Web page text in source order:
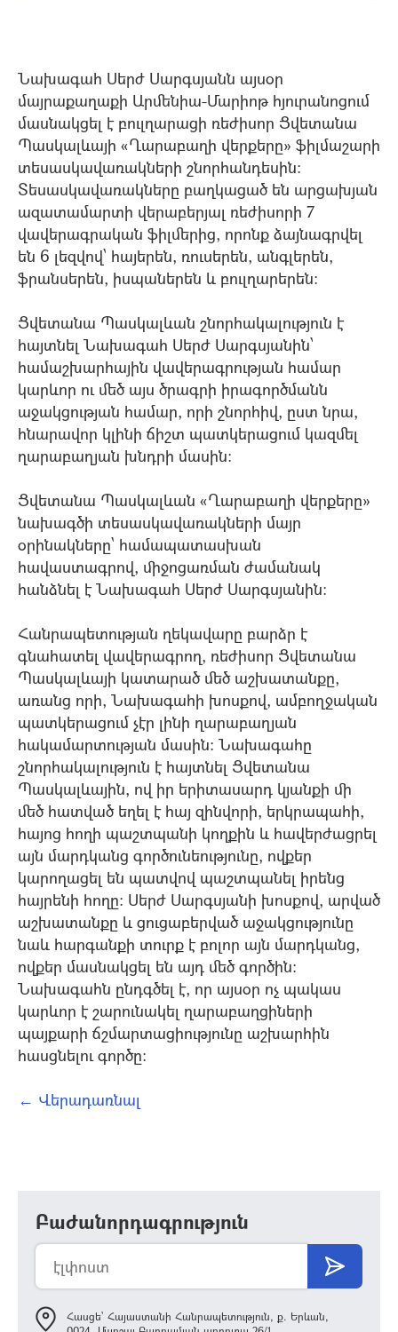
Նախագահ Սերժ Սարգսյանն այսօր
մայրաքաղաքի Արմենիա-Մարիոթ հյուրանոցում
մասնակցել է բուլղարացի ռեժիսոր Ցվետանա
Պասկալևայի «Ղարաբաղի վերքերը» ֆիլմաշարի
տեսասկավառակների շնորհանդեսին:
Տեսասկավառակները բաղկացած են արցախյան
ազատամարտի վերաբերյալ ռեժիսորի 7
վավերագրական ֆիլմերից, որոնք ձայնագրվել
են 6 լեզվով՝ հայերեն, ռուսերեն, անգլերեն,
ֆրանսերեն, իսպաներեն և բուլղարերեն:
Ցվետանա Պասկալևան շնորհակալություն է
հայտնել Նախագահ Սերժ Սարգսյանին՝
համաշխարհային վավերագրության համար
կարևոր ու մեծ այս ծրագրի իրագործմանն
աջակցության համար, որի շնորհիվ, ըստ նրա,
հնարավոր կլինի ճիշտ պատկերացում կազմել
ղարաբաղյան խնդրի մասին:
Ցվետանա Պասկալևան «Ղարաբաղի վերքերը»
նախագծի տեսասկավառակների մայր
օրինակները` համապատասխան
հավաստագրով, միջոցառման ժամանակ
հանձնել է Նախագահ Սերժ Սարգսյանին:
Հանրապետության ղեկավարը բարձր է
գնահատել վավերագրող, ռեժիսոր Ցվետանա
Պասկալևայի կատարած մեծ աշխատանքը,
առանց որի, Նախագահի խոսքով, ամբողջական
պատկերացում չէր լինի ղարաբաղյան
հակամարտության մասին: Նախագահը
շնորհակալություն է հայտնել Ցվետանա
Պասկալևային, ով իր երիտասարդ կյանքի մի
մեծ հատված եղել է հայ զինվորի, երկրապահի,
հայոց հողի պաշտպանի կողքին և հավերժացրել
այն մարդկանց գործունեությունը, ովքեր
կարողացել են պատվով պաշտպանել իրենց
հայրենի հողը: Սերժ Սարգսյանի խոսքով, արված
աշխատանքը և ցուցաբերված աջակցությունը
նաև հարգանքի տուրք է բոլոր այն մարդկանց,
ովքեր մասնակցել են այդ մեծ գործին:
Նախագահն ընդգծել է, որ այսօր ոչ պակաս
կարևոր է շարունակել ղարաբաղցիների
պայքարի ճշմարտացիությունը աշխարհին
հասցնելու գործը:
← Վերադառնալ
Բաժանորդագրություն
Հասցե՝ Հայաստանի Հանրապետություն, ք. Երևան,